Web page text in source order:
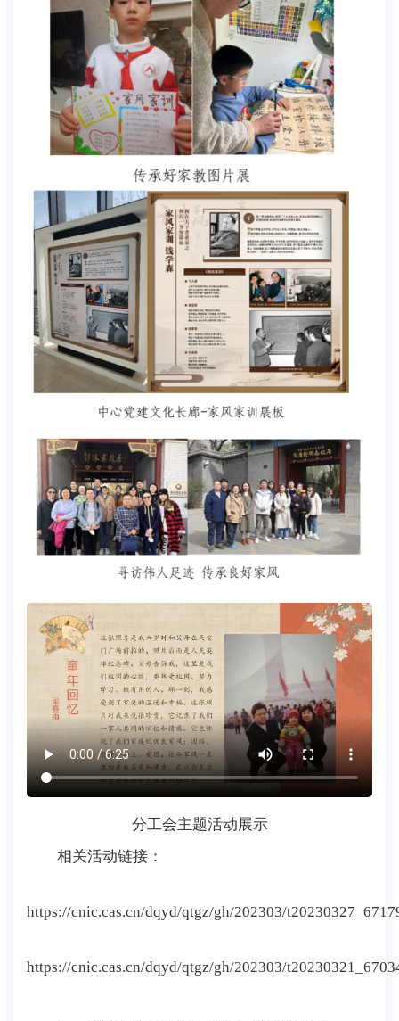
分工会主题活动展示
相关活动链接：
https://cnic.cas.cn/dqyd/qtgz/gh/202303/
https://cnic.cas.cn/dqyd/qtgz/gh/202303/